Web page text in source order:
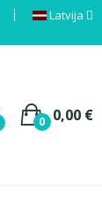
Latvija
0,00 €
0